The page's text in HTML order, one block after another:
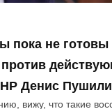
пока не
Денис
вижу, что такие